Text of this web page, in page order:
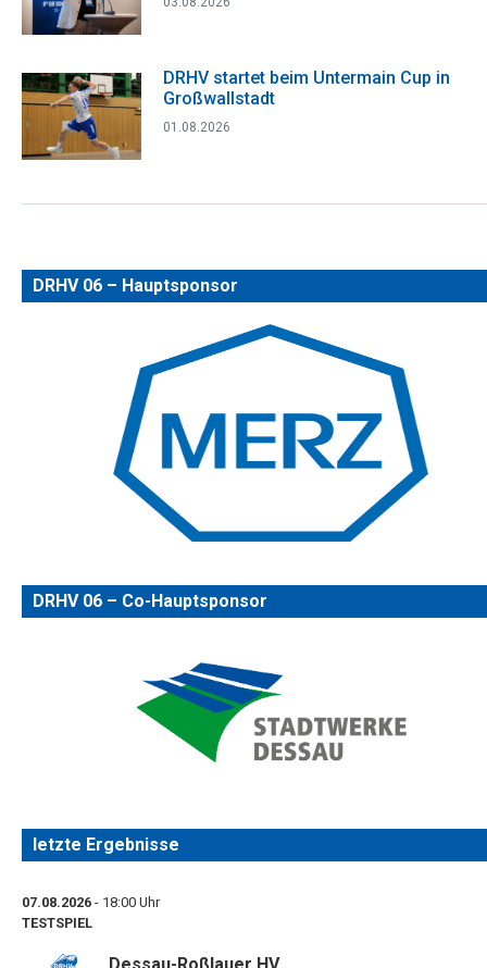
DRHV startet beim Untermain Cup in
Großwallstadt
01.08.2026
DRHV 06 – Hauptsponsor
DRHV 06 – Co-Hauptsponsor
letzte Ergebnisse
07.08.2026 - 18:00 Uhr
TESTSPIEL